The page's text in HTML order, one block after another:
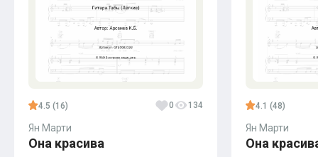
4.5 (16) 0 134
Ян Марти
Она красива
4.1 (48)
Ян Марти
Она